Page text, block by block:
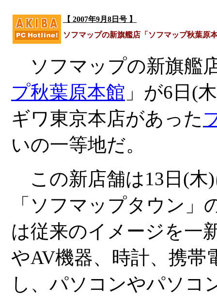
【 2007年9月8日号 】
ソフマップの新旗艦店「ソフマップ秋葉原
ソフマップの新旗艦
プ秋葉原本館 」が6日(
ギワ東京本店があった
いの一等地だ。
この新店舗は13日(木
「ソフマップタウン
は従来のイメージを一
やAV機器、時計、携帯
し、パソコンやパソコ